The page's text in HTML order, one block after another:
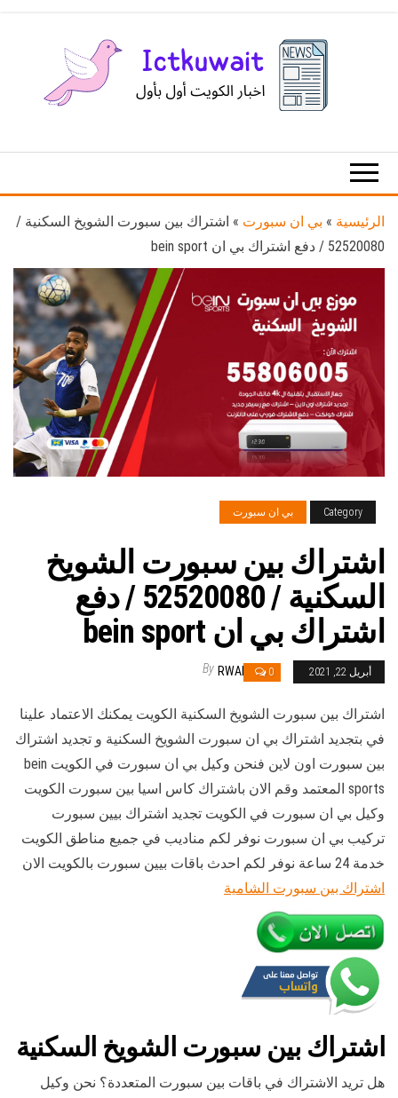
الكويت
الرئيسية » بي ان سبورت » اشتراك بين سبورت الشويخ السكنية /
52520080 / دفع اشتراك بي ان bein sport
Category بي ان سبورت
اشتراك بين سبورت الشويخ
السكنية / 52520080 / دفع
اشتراك بي ان bein sport
أبريل 22, 2021 0
By RWAN
اشتراك بين سبورت الشويخ السكنية الكويت يمكنك الاعتماد علينا
في بتجديد اشتراك بي ان سبورت الشويخ السكنية و تجديد اشتراك
بين سبورت اون لاين فنحن وكيل بي ان سبورت في الكويت bein
sports المعتمد وقم الان باشتراك كاس اسيا بين سبورت الكويت
وكيل بي ان سبورت في الكويت تجديد اشتراك بيين سبورت
تركيب بي ان سبورت نوفر لكم مناديب في جميع مناطق الكويت
خدمة 24 ساعة نوفر لكم احدث باقات بيين سبورت بالكويت الان
اشتراك بين سبورت الشامية
اشتراك بين سبورت الشويخ السكنية
هل تريد الاشتراك في باقات بين سبورت المتعددة؟ نحن وكيل